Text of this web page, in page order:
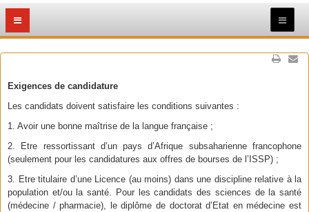
Exigences de candidature
Les candidats doivent satisfaire les conditions suivantes :
1. Avoir une bonne maîtrise de la langue française ;
2. Etre ressortissant d’un pays d’Afrique subsaharienne francophone
(seulement pour les candidatures aux offres de bourses de l’ISSP) ;
3. Etre titulaire d’une Licence (au moins) dans une discipline relative à la
population et/ou la santé. Pour les candidats des sciences de la santé
(médecine / pharmacie), le diplôme de doctorat d’Etat en médecine est